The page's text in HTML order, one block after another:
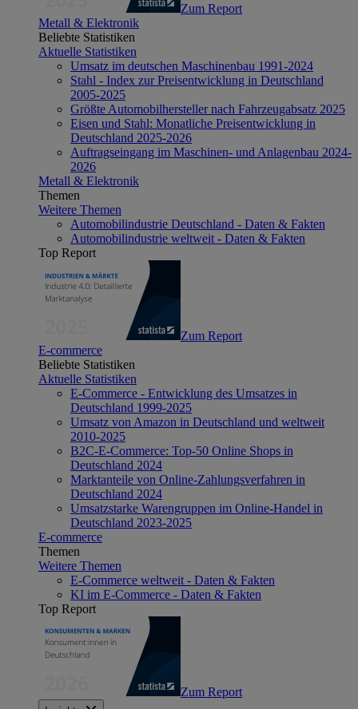
Zum Report
Metall & Elektronik
Beliebte Statistiken
Aktuelle Statistiken
Umsatz im deutschen Maschinenbau 1991-2024
Stahl - Index zur Preisentwicklung in Deutschland
2005-2025
Größte Automobilhersteller nach Fahrzeugabsatz 2025
Eisen und Stahl: Monatliche Preisentwicklung in
Deutschland 2025-2026
Auftragseingang im Maschinen- und Anlagenbau 2024-
2026
Metall & Elektronik
Themen
Weitere Themen
Automobilindustrie Deutschland - Daten & Fakten
Automobilindustrie weltweit - Daten & Fakten
Top Report
Zum Report
E-commerce
Beliebte Statistiken
Aktuelle Statistiken
E-Commerce - Entwicklung des Umsatzes in
Deutschland 1999-2025
Umsatz von Amazon in Deutschland und weltweit
2010-2025
B2C-E-Commerce: Top-50 Online Shops in
Deutschland 2024
Marktanteile von Online-Zahlungsverfahren in
Deutschland 2024
Umsatzstarke Warengruppen im Online-Handel in
Deutschland 2023-2025
E-commerce
Themen
Weitere Themen
E-Commerce weltweit - Daten & Fakten
KI im E-Commerce - Daten & Fakten
Top Report
Zum Report